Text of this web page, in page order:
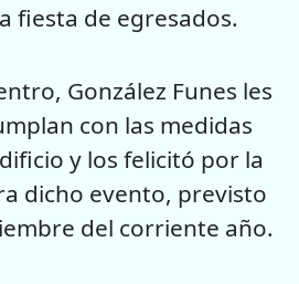
fiesta de egresados.
González Funes les
con las medidas
y los felicitó por la
dicho evento, previsto
del corriente año.